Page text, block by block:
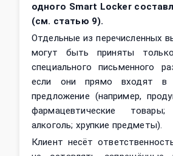
одного Smart Locker
(см. статью 9).
Отдельные из перечисленных
могут быть приняты
специального письменного
если они прямо входят в
предложение (например,
фармацевтические
алкоголь; хрупкие предметы).
Клиент несёт